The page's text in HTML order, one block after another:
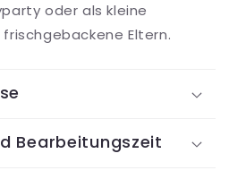
oder als kleine
Eltern.
Bearbeitungszeit